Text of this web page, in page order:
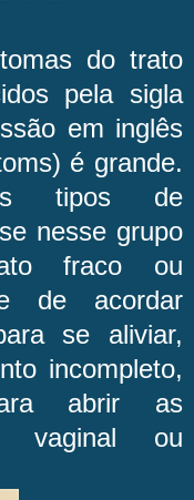
do trato
pela sigla
em inglês
é grande.
tipos de
nesse grupo
fraco ou
de acordar
se aliviar,
incompleto,
abrir as
vaginal ou